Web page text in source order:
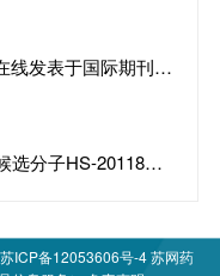
翰森制药 | 阿美乐® ACTIVE 研究在线发表于国际期刊 JTO
翰森制药宣布与Avere就口服IL-23候选分子HS-20118达成许可合作及战略投资
苏ICP备12053606号-4苏网药